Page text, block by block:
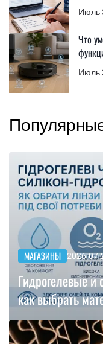
Июль
Июль
Что
МАГАЗИНЫ 2026-07-
Гидрогелевые и
как выбрать